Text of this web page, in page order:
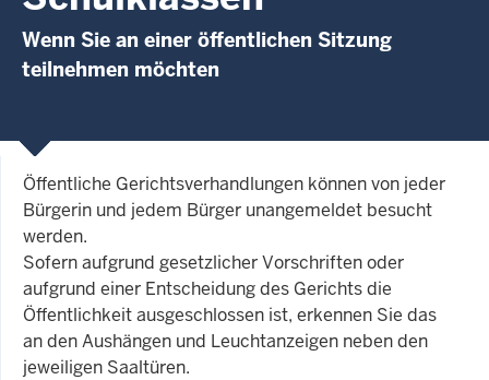
Wenn Sie an einer öffentlichen Sitzung
teilnehmen möchten
Öffentliche Gerichtsverhandlungen können von jeder
Bürgerin und jedem Bürger unangemeldet besucht
werden.
Sofern aufgrund gesetzlicher Vorschriften oder
aufgrund einer Entscheidung des Gerichts die
Öffentlichkeit ausgeschlossen ist, erkennen Sie das
an den Aushängen und Leuchtanzeigen neben den
jeweiligen Saaltüren.